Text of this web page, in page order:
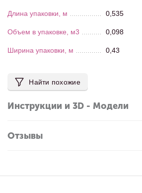
Длина упаковки, м 0,535
Объем в упаковке, м3 0,098
Ширина упаковки, м 0,43
Найти похожие
Инструкции и 3D - Модели
Отзывы